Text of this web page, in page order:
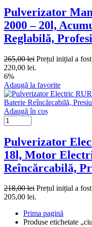
Pulverizator
2000 – 20l,
Reglabilă,
265,00lei Prețul inițial a
220,00 lei.
6%
Adaugă la favorite
Adaugă în coș
Pulverizator
18l, Motor
Reîncărcabilă,
218,00lei Prețul inițial a
205,00 lei.
Prima pagină
Produse etichetate